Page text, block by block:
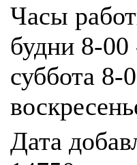
Часы
будни 8-
суббота 8-
Дата